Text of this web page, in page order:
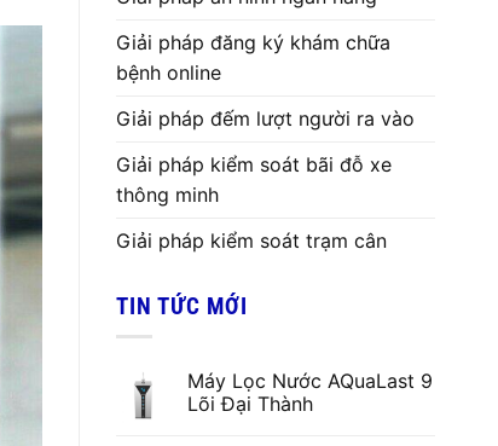
Giải pháp đăng ký khám chữa
bệnh online
Giải pháp đếm lượt người ra vào
Giải pháp kiểm soát bãi đỗ xe
thông minh
Giải pháp kiểm soát trạm cân
TIN TỨC MỚI
Máy Lọc Nước AQuaLast 9
Lõi Đại Thành